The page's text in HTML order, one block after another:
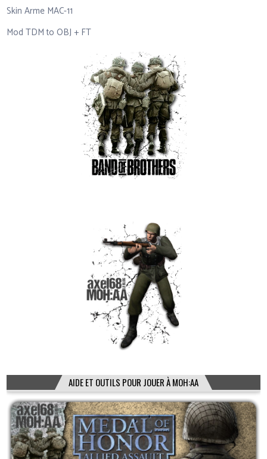
Skin Arme MAC-11
Mod TDM to OBJ + FT
AIDE ET OUTILS POUR JOUER À MOH:AA